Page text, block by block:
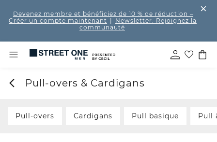
Devenez membre et bénéficiez de 10 % de réduction –
Créer un compte maintenant
Newsletter: Rejoignez la
communauté
Pull-overs & Cardigans
Pull-overs Cardigans Pull basique Pull